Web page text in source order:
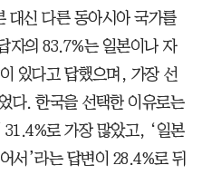
대신 다른 동아시아 국가를
자의 83.7%는 일본이나 자
있다고 답했으며, 가장 선
다. 한국을 선택한 이유로는
31.4%로 가장 많았고, ‘일본
서’라는 답변이 28.4%로 뒤